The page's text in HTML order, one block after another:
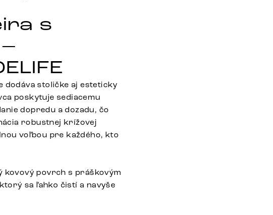
s
dodáva stoličke aj esteticky
poskytuje sediacemu
dopredu a dozadu, čo
robustnej krížovej
voľbou pre každého, kto
kovový povrch s práškovým
sa ľahko čistí a navyše